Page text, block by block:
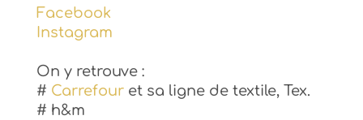
Facebook
Instagram
On y retrouve :
# Carrefour et sa ligne de textile, Tex.
# h&m